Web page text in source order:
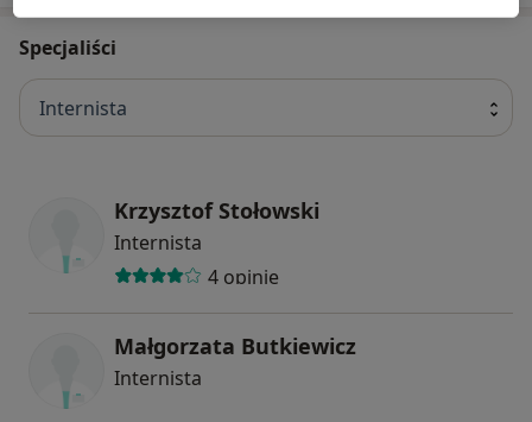
Specjaliści
Internista
Krzysztof Stołowski
Internista
4 opinie
Małgorzata Butkiewicz
Internista